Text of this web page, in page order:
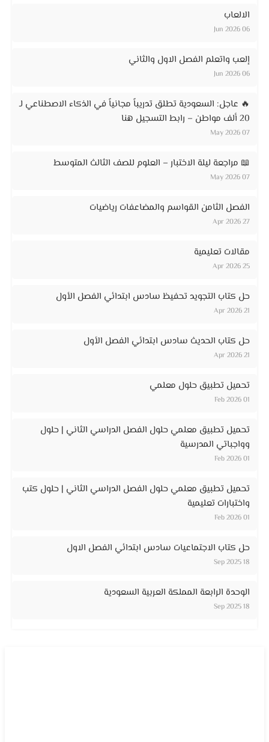
الالعاب
06 Jun 2026
إلعب واتعلم الفصل الاول والثاني
06 Jun 2026
🔥 عاجل: السعودية تطلق تدريباً مجانياً في الذكاء الاصطناعي لـ
20 ألف مواطن – رابط التسجيل هنا
07 May 2026
📖 مراجعة ليلة الاختبار – العلوم للصف الثالث المتوسط
07 May 2026
الفصل الثامن القواسم والمضاعفات رياضيات
27 Apr 2026
مقالات تعليمية
25 Apr 2026
حل كتاب التجويد تحفيظ سادس ابتدائي الفصل الأول
21 Apr 2026
حل كتاب الحديث سادس ابتدائي الفصل الأول
21 Apr 2026
تحميل تطبيق حلول معلمي
01 Feb 2026
تحميل تطبيق معلمي حلول الفصل الدراسي الثاني | حلول
وواجباتي المدرسية
01 Feb 2026
تحميل تطبيق معلمي حلول الفصل الدراسي الثاني | حلول كتب
واختبارات تعليمية
01 Feb 2026
حل كتاب الاجتماعيات سادس ابتدائي الفصل الاول
18 Sep 2025
الوحدة الرابعة المملكة العربية السعودية
18 Sep 2025